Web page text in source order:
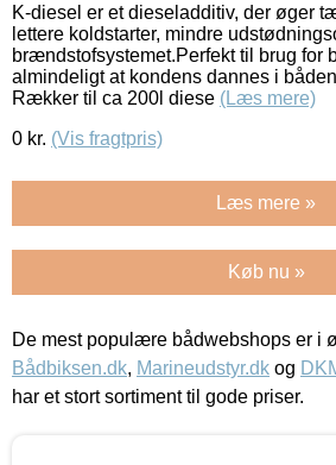
K-diesel er et dieseladditiv, der øger
lettere koldstarter, mindre
brændstofsystemet.Perfekt til brug for
almindeligt at kondens dannes i
Rækker til ca 200l diese (Læs mere)
0 kr. (Vis fragtpris)
Læs mere »
Køb nu »
De mest populære bådwebshops er i
Bådbiksen.dk, Marineudstyr.dk og
har et stort sortiment til gode priser.